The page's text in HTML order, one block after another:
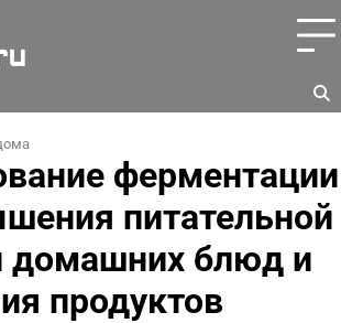
ферментации
питательной
домашних блюд и
продуктов